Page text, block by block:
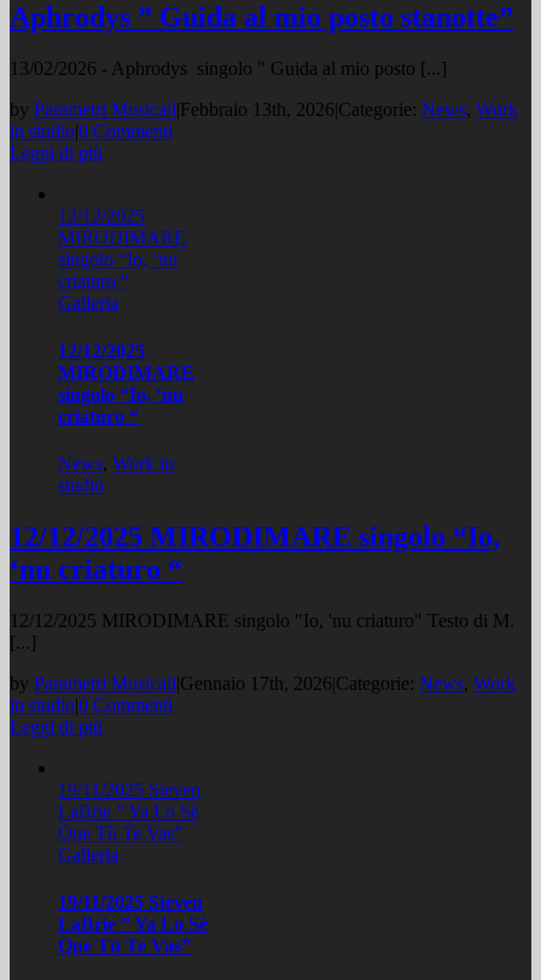
Aphrodys ” Guida al mio posto stanotte”
13/02/2026 - Aphrodys singolo " Guida al mio posto [...]
by Parametri Musicali|Febbraio 13th, 2026|Categorie: News, Work
in studio|0 Commenti
Leggi di più
12/12/2025
MIRODIMARE
singolo “Io, ‘nu
criaturo “
Galleria
12/12/2025
MIRODIMARE
singolo “Io, ‘nu
criaturo “
News, Work in
studio
12/12/2025 MIRODIMARE singolo “Io,
‘nu criaturo “
12/12/2025 MIRODIMARE singolo "Io, 'nu criaturo" Testo di M.
[...]
by Parametri Musicali|Gennaio 17th, 2026|Categorie: News, Work
in studio|0 Commenti
Leggi di più
19/11/2025 Steven
LaBrie ” Ya Lo Sè
Que Tù Te Vas”
Galleria
19/11/2025 Steven
LaBrie ” Ya Lo Sè
Que Tù Te Vas”